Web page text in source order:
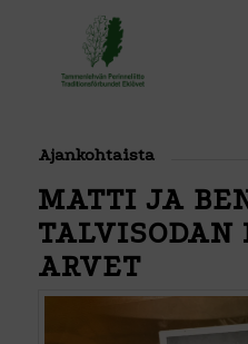
Ajankohtaista
MATTI JA
TALVISODAN
ARVET